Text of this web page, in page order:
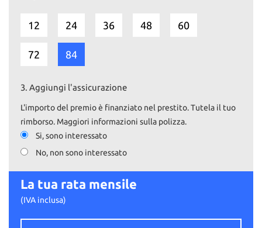
12 24 36 48 60
72 84
3. Aggiungi l'assicurazione
L'importo del premio è finanziato nel prestito. Tutela il tuo
rimborso. Maggiori informazioni sulla polizza.
Si, sono interessato
No, non sono interessato
La tua rata mensile
(IVA inclusa)